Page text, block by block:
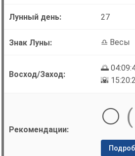
27
♎ Весы
🌅
🌇
⚪ (